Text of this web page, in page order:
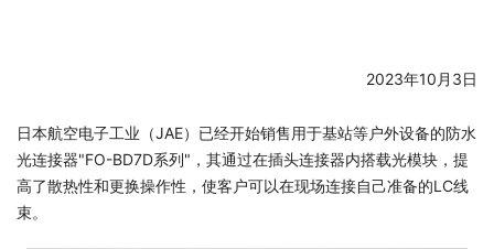
2023年10月3日
日本航空电子工业（JAE）已经开始销售用于基站等户外设备的防水
光连接器"FO-BD7D系列"，其通过在插头连接器内搭载光模块，提
高了散热性和更换操作性，使客户可以在现场连接自己准备的LC线
束。